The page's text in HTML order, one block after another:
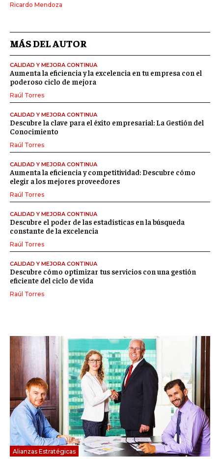
Alianzas Estratégicas
Ricardo Mendoza
MÁS DEL AUTOR
CALIDAD Y MEJORA CONTINUA
Aumenta la eficiencia y la excelencia en tu empresa con el
poderoso ciclo de mejora
Raúl Torres
CALIDAD Y MEJORA CONTINUA
Descubre la clave para el éxito empresarial: La Gestión del
Conocimiento
Raúl Torres
CALIDAD Y MEJORA CONTINUA
Aumenta la eficiencia y competitividad: Descubre cómo
elegir a los mejores proveedores
Raúl Torres
CALIDAD Y MEJORA CONTINUA
Descubre el poder de las estadísticas en la búsqueda
constante de la excelencia
Raúl Torres
CALIDAD Y MEJORA CONTINUA
Descubre cómo optimizar tus servicios con una gestión
eficiente del ciclo de vida
Raúl Torres